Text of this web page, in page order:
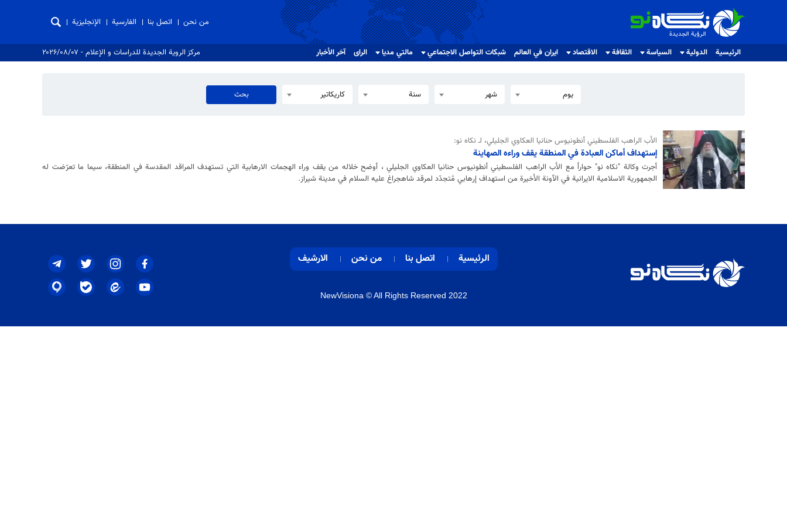
الرؤية الجديدة
الرؤية الجديدة
من نحن اتصل بنا الفارسية الإنجليزية
الرئيسية الدولية السياسة الثقافة الاقتصاد ايران في العالم شبکات التواصل الاجتماعي مالتي مدیا الرای آخر الأخبار مركز الروية الجدیدة للدراسات و الإعلام - ۲۰۲۶/۰۸/۰۷
يوم شهر سنة كاريكاتير
الأب الراهب الفلسطيني أنطونيوس حنانيا العكاوي الجليلي، لـ نكاه نو:
إستهداف أماكن العبادة في المنطقة يقف وراءه الصهاينة
أجرت وكالة "نكاه نو" حواراً مع الأب الراهب الفلسطيني أنطونيوس حنانيا العكاوي الجليلي ، أوضح خلاله من يقف وراء الهجمات الارهابية التي تستهدف المراقد المقدسة في المنطقة، سيما ما تعرّضت له
الجمهورية الاسلامية الايرانية في الآونة الأخيرة من استهداف إرهابي مُتجدّد لمرقد شاهجراغ عليه السلام في مدينة شيراز.
الرئيسية اتصل بنا من نحن الارشيف
NewVisiona © All Rights Reserved 2022